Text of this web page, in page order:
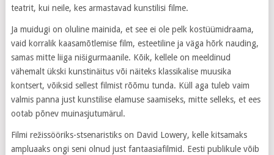
teatrit, kui neile, kes armastavad kunstilisi filme.
Ja muidugi on oluline mainida, et see ei ole pelk kostüümidraama,
vaid korralik kaasamõtlemise film, esteetiline ja väga hõrk nauding,
samas mitte liiga nišigurmaanile. Kõik, kellele on meeldinud
vähemalt ükski kunstinäitus või näiteks klassikalise muusika
kontsert, võiksid sellest filmist rõõmu tunda. Küll aga tuleb vaim
valmis panna just kunstilise elamuse saamiseks, mitte selleks, et ees
ootab põnev muinasjutumärul.
Filmi režissööriks-stsenaristiks on David Lowery, kelle kitsamaks
ampluaaks ongi seni olnud just fantaasiafilmid. Eesti publikule võib